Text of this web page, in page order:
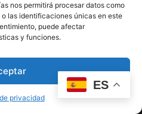
nos permitirá procesar datos como
las identificaciones únicas en este
puede afectar
y funciones.
privacidad
ES